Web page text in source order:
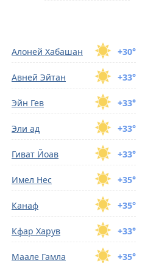
+30°
Алоней Хабашан
+33°
Авней Эйтан
+33°
Эйн Гев
+33°
Эли ад
+33°
Гиват Йоав
+35°
Имел Нес
+35°
Канаф
+33°
Кфар Харув
+35°
Маале Гамла